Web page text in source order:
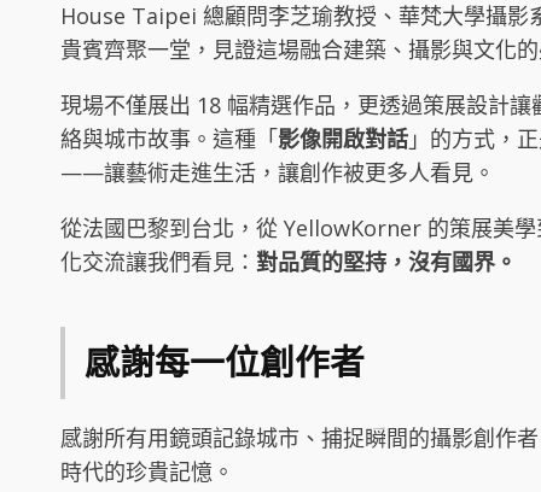
House Taipei 總顧問李芝瑜教授、華梵大學攝影
貴賓齊聚一堂，見證這場融合建築、攝影與文化
現場不僅展出 18 幅精選作品，更透過策展設計
絡與城市故事。這種「影像開啟對話 」的方式，
——讓藝術走進生活，讓創作被更多人看見。
從法國巴黎到台北，從 YellowKorner 的策展美
化交流讓我們看見：對品質的堅持，沒有國界。
感謝每一位創作者
感謝所有用鏡頭記錄城市、捕捉瞬間的攝影創作
時代的珍貴記憶。